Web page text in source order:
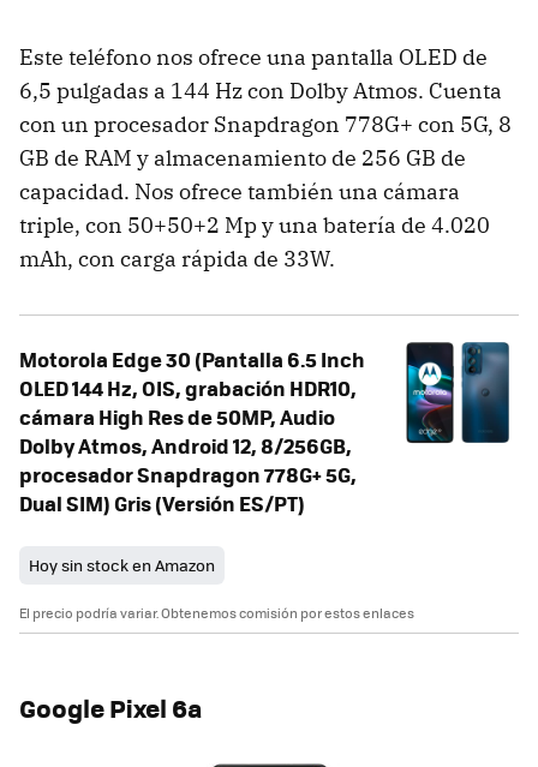
Este teléfono nos ofrece una pantalla OLED de
6,5 pulgadas a 144 Hz con Dolby Atmos. Cuenta
con un procesador Snapdragon 778G+ con 5G, 8
GB de RAM y almacenamiento de 256 GB de
capacidad. Nos ofrece también una cámara
triple, con 50+50+2 Mp y una batería de 4.020
mAh, con carga rápida de 33W.
Motorola Edge 30 (Pantalla 6.5 Inch
OLED 144 Hz, OIS, grabación HDR10,
cámara High Res de 50MP, Audio
Dolby Atmos, Android 12, 8/256GB,
procesador Snapdragon 778G+ 5G,
Dual SIM) Gris (Versión ES/PT)
Hoy sin stock en Amazon
El precio podría variar. Obtenemos comisión por estos enlaces
Google Pixel 6a